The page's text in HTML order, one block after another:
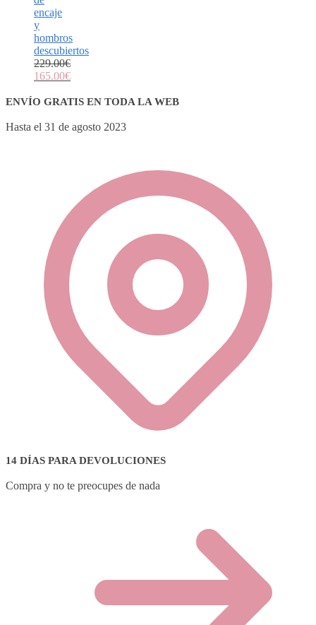
encaje
y
hombros
descubiertos
229.00€
165.00€
ENVÍO GRATIS EN TODA LA WEB
Hasta el 31 de agosto 2023
14 DÍAS PARA DEVOLUCIONES
Compra y no te preocupes de nada